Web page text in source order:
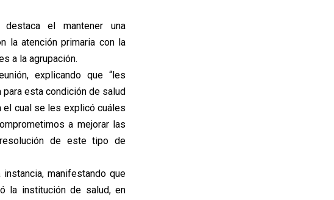
el mantener una
la atención primaria con la
a la agrupación.
explicando que “les
esta condición de salud
el cual se les explicó cuáles
a mejorar las
de este tipo de
instancia, manifestando que
la institución de salud, en